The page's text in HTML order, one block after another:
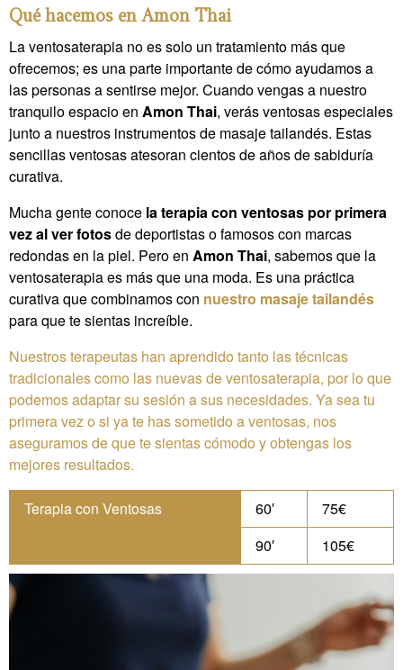
Qué hacemos en Amon Thai
La ventosaterapia no es solo un tratamiento más que
ofrecemos; es una parte importante de cómo ayudamos a
las personas a sentirse mejor. Cuando vengas a nuestro
tranquilo espacio en Amon Thai, verás ventosas especiales
junto a nuestros instrumentos de masaje tailandés. Estas
sencillas ventosas atesoran cientos de años de sabiduría
curativa.
Mucha gente conoce la terapia con ventosas por primera
vez al ver fotosde deportistas o famosos con marcas
redondas en la piel. Pero en Amon Thai, sabemos que la
ventosaterapia es más que una moda. Es una práctica
curativa que combinamos con nuestro masaje tailandés
para que te sientas increíble.
Nuestros terapeutas han aprendido tanto las técnicas
tradicionales como las nuevas de ventosaterapia, por lo que
podemos adaptar su sesión a sus necesidades. Ya sea tu
primera vez o si ya te has sometido a ventosas, nos
aseguramos de que te sientas cómodo y obtengas los
mejores resultados.
Terapia con Ventosas 60′
75€
90′ 105€